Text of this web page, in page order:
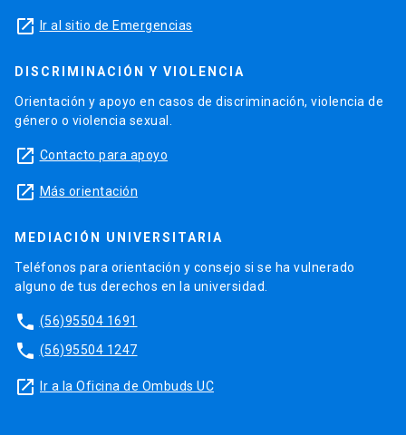
launch Ir al sitio de Emergencias
DISCRIMINACIÓN Y VIOLENCIA
Orientación y apoyo en casos de discriminación, violencia de
género o violencia sexual.
launch Contacto para apoyo
launch Más orientación
MEDIACIÓN UNIVERSITARIA
Teléfonos para orientación y consejo si se ha vulnerado
alguno de tus derechos en la universidad.
phone (56)95504 1691
phone (56)95504 1247
launch Ir a la Oficina de Ombuds UC